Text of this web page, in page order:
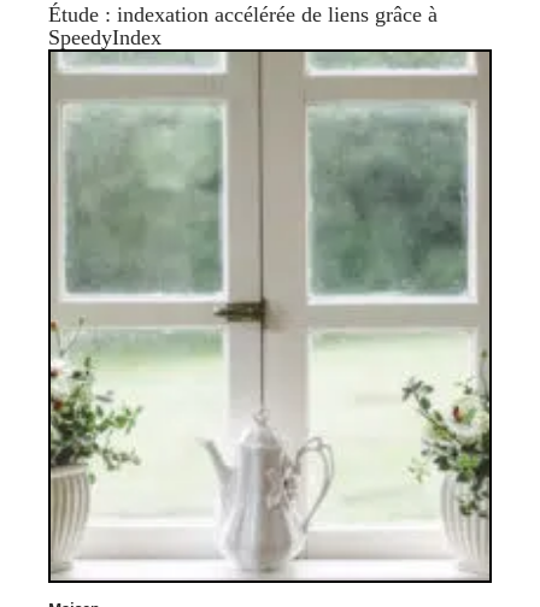
Étude : indexation accélérée de liens grâce à
SpeedyIndex